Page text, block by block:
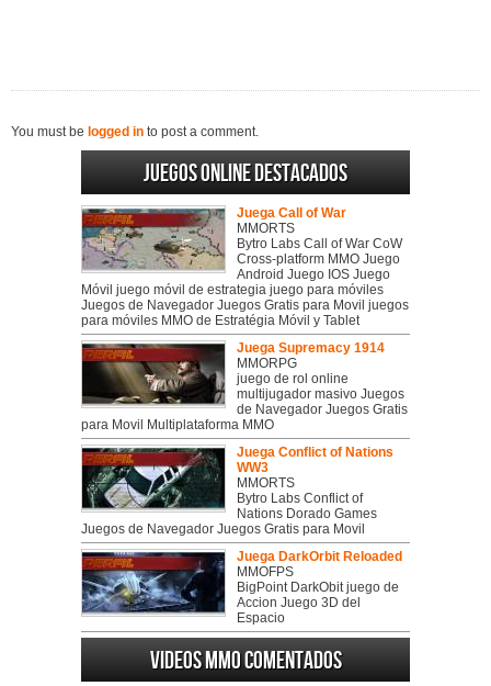
You must be logged in to post a comment.
Juegos online destacados
Juega Call of War
MMORTS
Bytro Labs Call of War CoW
Cross-platform MMO Juego
Android Juego IOS Juego
Móvil juego móvil de estrategia juego para móviles
Juegos de Navegador Juegos Gratis para Movil juegos
para móviles MMO de Estratégia Móvil y Tablet
Juega Supremacy 1914
MMORPG
juego de rol online
multijugador masivo Juegos
de Navegador Juegos Gratis
para Movil Multiplataforma MMO
Juega Conflict of Nations
WW3
MMORTS
Bytro Labs Conflict of
Nations Dorado Games
Juegos de Navegador Juegos Gratis para Movil
Juega DarkOrbit Reloaded
MMOFPS
BigPoint DarkObit juego de
Accion Juego 3D del
Espacio
Videos MMO Comentados